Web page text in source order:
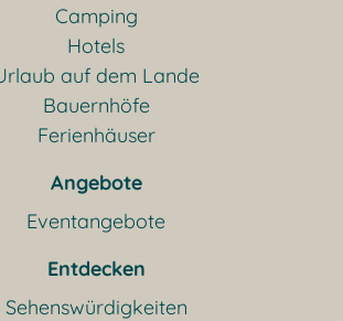
Camping
Hotels
auf dem Lande
Bauernhöfe
Ferienhäuser
Angebote
Eventangebote
Entdecken
Sehenswürdigkeiten